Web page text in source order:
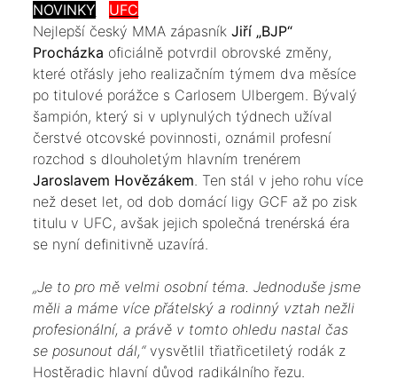
NOVINKY
UFC
​Nejlepší český MMA zápasníkJiří „BJP“
Procházka oficiálně potvrdil obrovské změny,
které otřásly jeho realizačním týmem dva měsíce
po titulové porážce s Carlosem Ulbergem. Bývalý
šampión, který si v uplynulých týdnech užíval
čerstvé otcovské povinnosti, oznámil profesní
rozchod s dlouholetým hlavním trenérem
Jaroslavem Hovězákem. Ten stál v jeho rohu více
než deset let, od dob domácí ligy GCF až po zisk
titulu v UFC, avšak jejich společná trenérská éra
se nyní definitivně uzavírá.
​„Je to pro mě velmi osobní téma. Jednoduše jsme
měli a máme více přátelský a rodinný vztah nežli
profesionální, a právě v tomto ohledu nastal čas
se posunout dál,“vysvětlil třiatřicetiletý rodák z
Hostěradic hlavní důvod radikálního řezu.